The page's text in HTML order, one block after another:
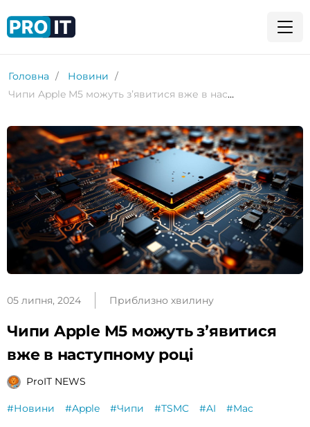
Головна
Новини
Чипи Apple M5 можуть зʼявитися вже в наступному році
05 липня, 2024 Приблизно хвилину
Чипи Apple M5 можуть зʼявитися
вже в наступному році
ProIT NEWS
#Новини #Apple #Чипи #TSMC #AI #Mac